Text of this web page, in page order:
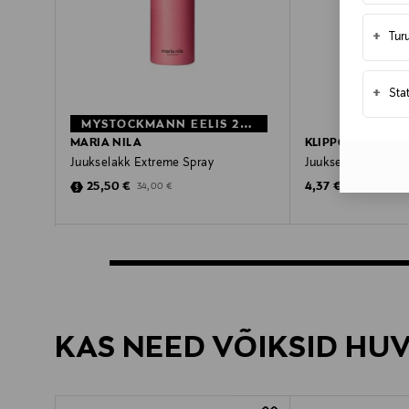
+
+
MYSTOCKMANN EELIS 25%
MARIA NILA
Juukselakk Extreme Spray
Discounted Price
25,50 € Original Price
34,00 €
KLIPPOTEKET
Juukselakk Rock
Original Price
4,37 €
KAS NEED VÕIKSID